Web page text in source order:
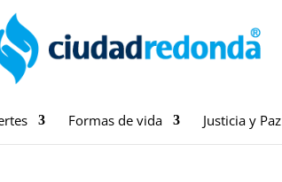
Formas de vida Justicia y Paz